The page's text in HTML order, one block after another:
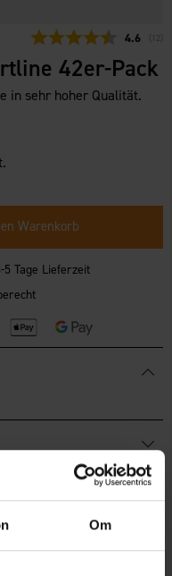
Om
4.6 12
42er-Pack
in sehr hoher Qualität.
Warenkorb
5 Tage Lieferzeit